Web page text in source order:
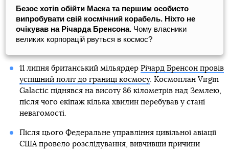
Безос хотів обійти Маска та першим особисто
випробувати свій космічний корабель. Ніхто не
очікував на Річарда Бренсона. Чому власники
великих корпорацій рвуться в космос?
11 липня британський мільярдер Річард Бренсон провів
успішний політ до границі космосу. Космоплан Virgin
Galactic піднявся на висоту 86 кілометрів над Землею,
після чого екіпаж кілька хвилин перебував у стані
невагомості.
Після цього Федеральне управління цивільної авіації
США провело розслідування, вивчивши причини